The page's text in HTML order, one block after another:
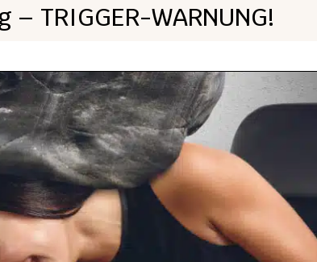
TRIGGER-WARNUNG!